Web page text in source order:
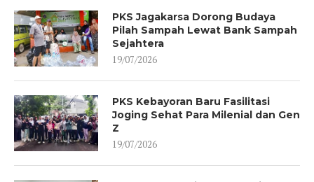
PKS Jagakarsa Dorong Budaya
Pilah Sampah Lewat Bank Sampah
Sejahtera
19/07/2026
PKS Kebayoran Baru Fasilitasi
Joging Sehat Para Milenial dan Gen
Z
19/07/2026